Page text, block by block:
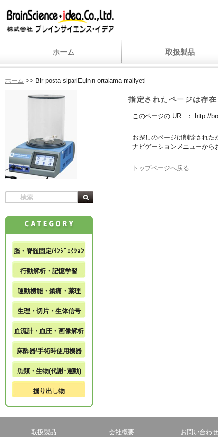
ホーム 取扱製品
ホーム >> Bir posta sipariЕџinin ortalama maliyeti
指定されたページは存
このページの URL ： http://
お探しのページは削除された
ナビゲーションメニューから
トップページへ戻る
脳・脊髄固定/ｲﾝｼﾞｪｸｼｮﾝ
行動解析・記憶学習
運動機能・鎮痛・薬理
生理・切片・生体信号
血流計・血圧・画像解析
麻酔器/手術時使用機器
魚類・生物(代謝･運動)
掘り出し物
取扱製品 会社概要 お問い合わせ